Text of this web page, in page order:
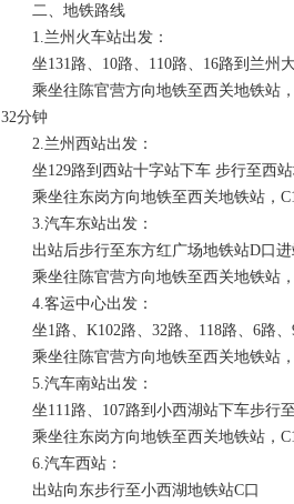
二、地铁路线
1.兰州火车站出发：
坐131路、10路、110路、16路到兰州
乘坐往陈官营方向地铁至西关地铁站，
32分钟
2.兰州西站出发：
坐129路到西站十字站下车 步行至西站
乘坐往东岗方向地铁至西关地铁站，
3.汽车东站出发：
出站后步行至东方红广场地铁站D口进
乘坐往陈官营方向地铁至西关地铁站，
4.客运中心出发：
坐1路、K102路、32路、118路、6路、
乘坐往陈官营方向地铁至西关地铁站，
5.汽车南站出发：
坐111路、107路到小西湖站下车步行至
乘坐往东岗方向地铁至西关地铁站，
6.汽车西站：
出站向东步行至小西湖地铁站C口